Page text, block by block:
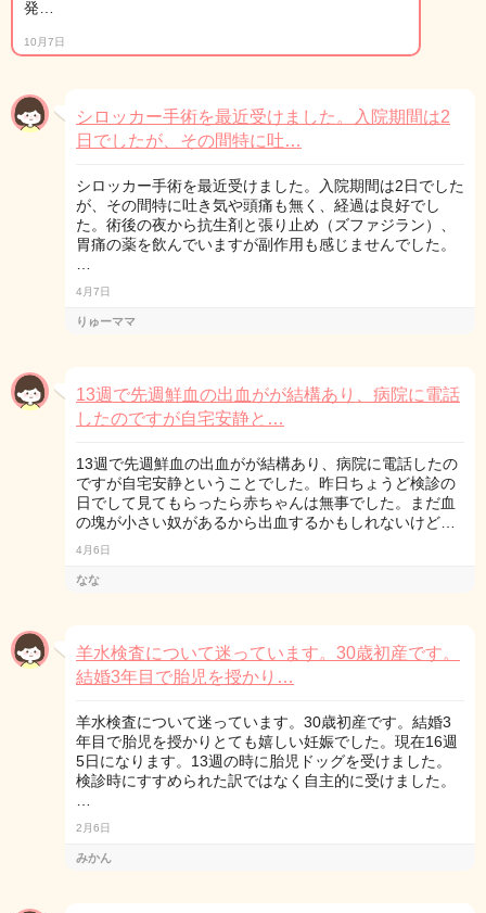
発…
10月7日
シロッカー手術を最近受けました。入院期間は2
日でしたが、その間特に吐…
シロッカー手術を最近受けました。入院期間は2日でした
が、その間特に吐き気や頭痛も無く、経過は良好でし
た。術後の夜から抗生剤と張り止め（ズファジラン）、
胃痛の薬を飲んでいますが副作用も感じませんでした。
4月7日
りゅーママ
13週で先週鮮血の出血がが結構あり、病院に電話
したのですが自宅安静と…
13週で先週鮮血の出血がが結構あり、病院に電話したの
ですが自宅安静ということでした。昨日ちょうど検診の
日でして見てもらったら赤ちゃんは無事でした。まだ血
の塊が小さい奴があるから出血するかもしれないけど…
4月6日
なな
羊水検査について迷っています。30歳初産です。
結婚3年目で胎児を授かり…
羊水検査について迷っています。30歳初産です。結婚3
年目で胎児を授かりとても嬉しい妊娠でした。現在16週
5日になります。13週の時に胎児ドッグを受けました。
検診時にすすめられた訳ではなく自主的に受けました。
2月6日
みかん